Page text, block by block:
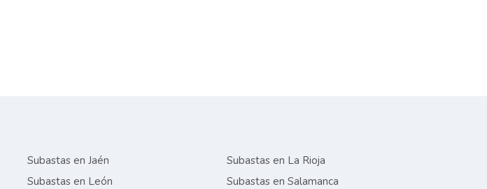
Subastas en Jaén
Subastas en León
Subastas en La Rioja
Subastas en Salamanca